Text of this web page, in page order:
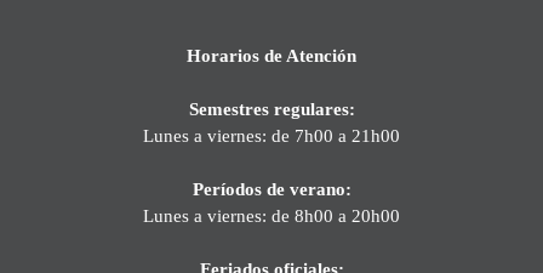
Horarios de Atención
Semestres regulares:
Lunes a viernes: de 7h00 a 21h00
Períodos de verano:
Lunes a viernes: de 8h00 a 20h00
Feriados oficiales: